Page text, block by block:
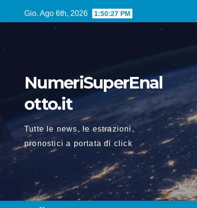
al
Gio. Ago 6th, 2026 1:50:27 PM
NumeriSuperEnal
otto.it
Tutte le news, le estrazioni,
pronostici a portata di click